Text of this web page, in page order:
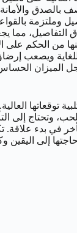
والأمانة
وملتزمة
التفاصيل،
من الحكم
ويصعب
رجل الميزان
توقعاتها
وتحتاج إلى
في بدء
إلى اليقين